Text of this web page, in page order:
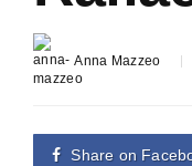
Anna Mazzeo
Share on